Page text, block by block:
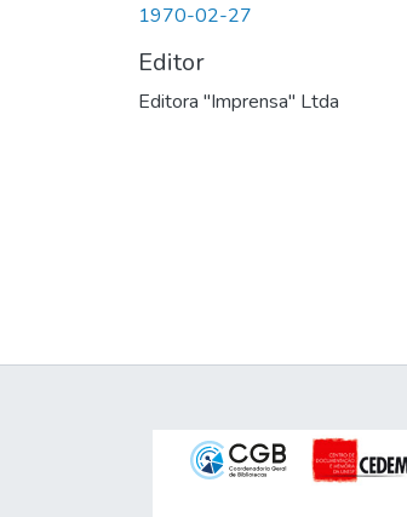
1970-02-27
Editor
Editora "Imprensa" Ltda